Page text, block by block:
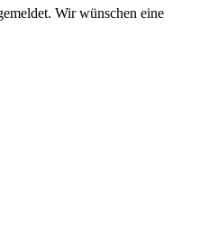
Wir wünschen eine